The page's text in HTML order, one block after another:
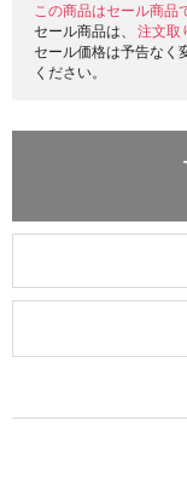
この商品はセール商品
セール商品は、 注文取
セール価格は予告なく
ください。